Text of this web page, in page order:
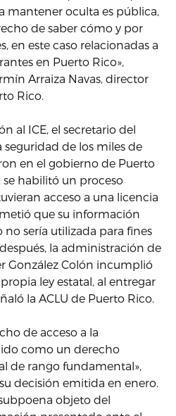
mantener oculta es pública,
de saber cómo y por
en este caso relacionadas a
en Puerto Rico»,
Arraiza Navas, director
Rico.
al ICE, el secretario del
seguridad de los miles de
en el gobierno de Puerto
se habilitó un proceso
acceso a una licencia
que su información
sería utilizada para fines
la administración de
González Colón incumplió
ley estatal, al entregar
la ACLU de Puerto Rico.
de acceso a la
como un derecho
de rango fundamental»,
decisión emitida en enero.
objeto del